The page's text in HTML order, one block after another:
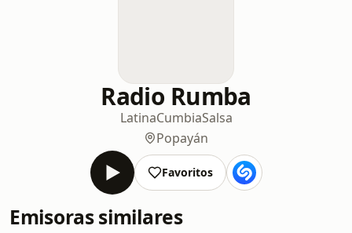
Radio Rumba
LatinaCumbiaSalsa
Popayán
Favoritos
Emisoras similares